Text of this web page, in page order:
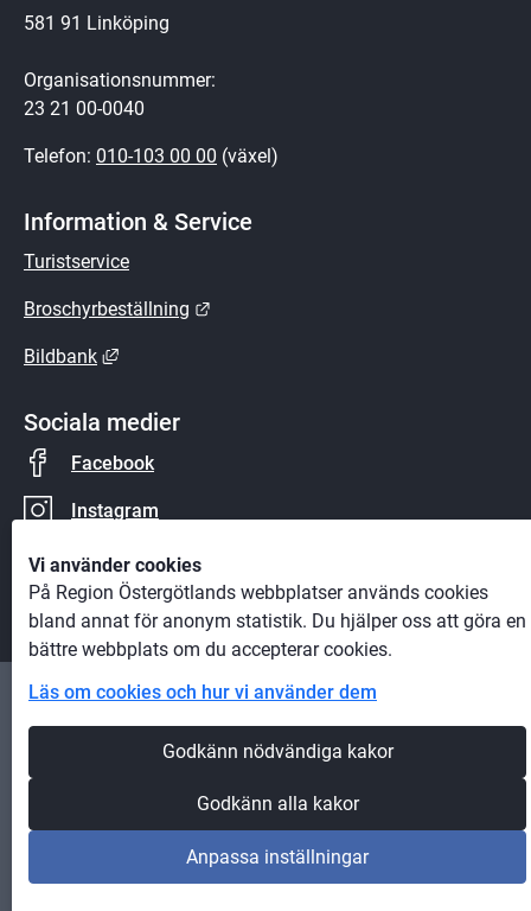
Vi använder cookies
På Region Östergötlands webbplatser används cookies
bland annat för anonym statistik. Du hjälper oss att göra en
bättre webbplats om du accepterar cookies.
Läs om cookies och hur vi använder dem
Godkänn nödvändiga kakor
Godkänn alla kakor
Anpassa inställningar
581 91 Linköping
Organisationsnummer:
23 21 00-0040
Telefon: 010-103 00 00 (växel)
Information & Service
Turistservice
Broschyrbeställning
Bildbank Länk till annan webbplats, öppnas i nytt fönster.
Sociala medier
Facebook
Instagram
YouTube
Information om cookies
Om webbplatsen